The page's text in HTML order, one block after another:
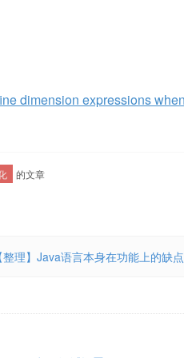
dimension expressions
的文章
整理】Java语言本身在功能上的缺点